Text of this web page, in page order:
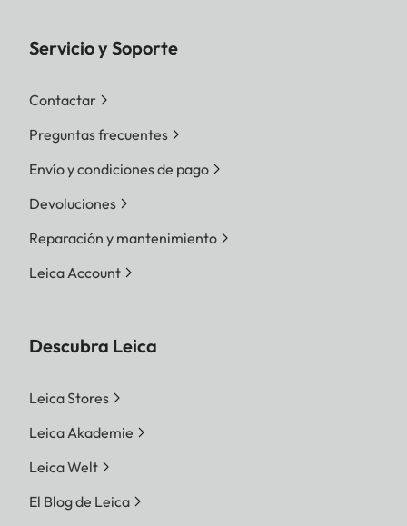
Servicio y Soporte
Contactar
Preguntas frecuentes
Envío y condiciones de pago
Devoluciones
Reparación y mantenimiento
Leica Account
Descubra Leica
Leica Stores
Leica Akademie
Leica Welt
El Blog de Leica